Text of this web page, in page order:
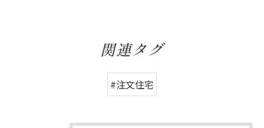
関連タグ
#注文住宅